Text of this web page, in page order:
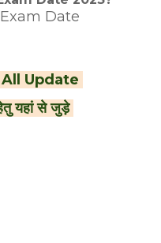
Date
Update
यहां से जुड़े